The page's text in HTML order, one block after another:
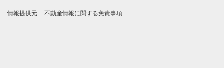
情報提供元 不動産情報に関する免責事項